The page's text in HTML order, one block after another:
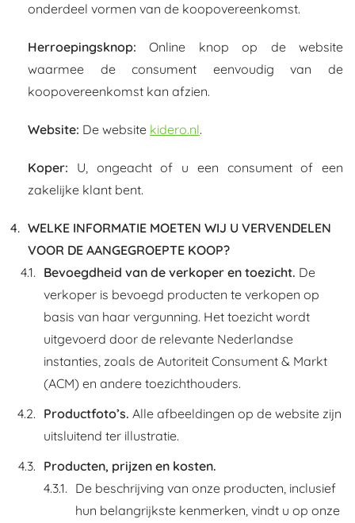
onderdeel vormen van de koopovereenkomst.
Herroepingsknop: Online knop op de website
waarmee de consument eenvoudig van de
koopovereenkomst kan afzien.
Website: De website kidero.nl.
Koper: U, ongeacht of u een consument of een
zakelijke klant bent.
WELKE INFORMATIE MOETEN WIJ U VERVENDELEN
VOOR DE AANGEGROEPTE KOOP?
Bevoegdheid van de verkoper en toezicht. De
verkoper is bevoegd producten te verkopen op
basis van haar vergunning. Het toezicht wordt
uitgevoerd door de relevante Nederlandse
instanties, zoals de Autoriteit Consument & Markt
(ACM) en andere toezichthouders.
Productfoto’s. Alle afbeeldingen op de website zijn
uitsluitend ter illustratie.
Producten, prijzen en kosten.
De beschrijving van onze producten, inclusief
hun belangrijkste kenmerken, vindt u op onze